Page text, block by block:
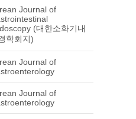
Journal of
(대한소화기내
학회지)
Journal of
Journal of